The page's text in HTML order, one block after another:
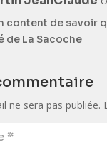
content de savoir
de La Sacoche
ne sera pas publiée.